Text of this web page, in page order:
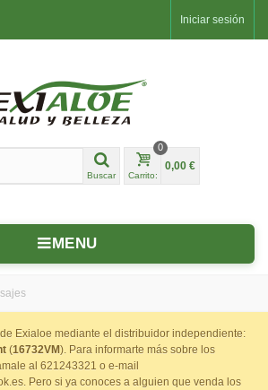
Iniciar sesión
Buscar Carrito:
0
0,00 €
MENU
Exialoe mediante el distribuidor independiente:
(16732VM). Para informarte más sobre los
al 621243321 o e-mail
Pero si ya conoces a alguien que venda los